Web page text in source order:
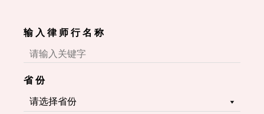
输 入 律 师 行 名 称
省 份